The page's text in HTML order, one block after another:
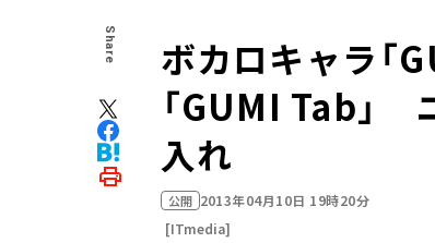
Share
ボカロキャラ「
「GUMI Tab」
入れ
公開 2013年04月10日 19時20分
[ITmedia]